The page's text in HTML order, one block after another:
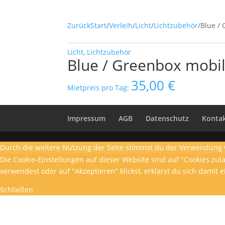
ZurückStart/Verleih/Licht/Lichtzubehör/Blue /
Licht, Lichtzubehör
Blue / Greenbox
Mietpreis pro Tag: 35,00€
Impressum AGB Datenschutz
Durch die weitere Nutzung der Seite stimmst du der Verwendung
Die Cookie-Einstellungen auf dieser Website sind auf "Cookies
verwendest oder auf "Akzeptieren" klickst, erklärst du sich damit
Schließen